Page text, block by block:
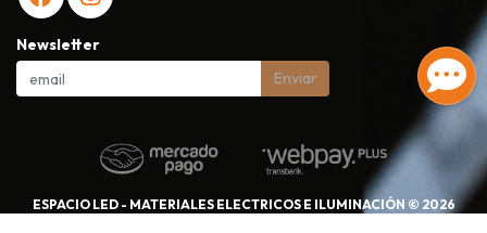
Newsletter
Enviar
ESPACIO LED - MATERIALES ELECTRICOS E ILUMINACIÓN © 2026